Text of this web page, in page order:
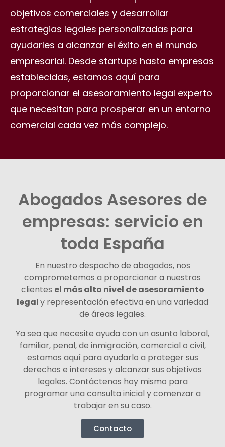
objetivos comerciales y desarrollar
estrategias legales personalizadas para
ayudarles a alcanzar el éxito en el mundo
empresarial. Desde startups hasta empresas
establecidas, estamos aquí para
proporcionar el asesoramiento legal experto
que necesitan para prosperar en un entorno
comercial cada vez más complejo.
Abogados Asesores de
empresas: servicio en
toda España
En nuestro despacho de abogados, nos
comprometemos a proporcionar a nuestros
clientes el más alto nivel de asesoramiento
legaly representación efectiva en una variedad
de áreas legales.
Ya sea que necesite ayuda con un asunto laboral,
familiar, penal, de inmigración, comercial o civil,
estamos aquí para ayudarlo a proteger sus
derechos e intereses y alcanzar sus objetivos
legales. Contáctenos hoy mismo para
programar una consulta inicial y comenzar a
trabajar en su caso.
Contacto